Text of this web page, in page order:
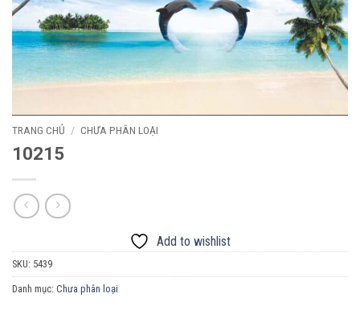
TRANG CHỦ / CHƯA PHÂN LOẠI
10215
Add to wishlist
SKU: 5439
Danh mục: Chưa phân loại